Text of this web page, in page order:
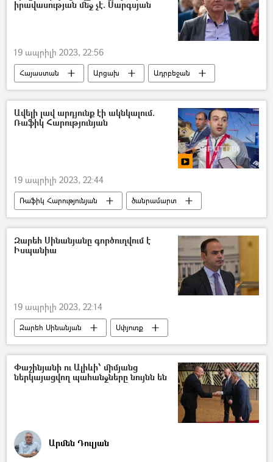
իրավասության մեջ չէ. Սարգսյան
19 ապրիլի 2023, 22:56
Հայաստան Արցախ
Ադրբեջան
Նիկոլ Փաշինյան
Արամ Սարգսյան
Ավելի լավ արդյունք էի ակնկալում.
Ռաֆիկ Հարությունյան
19 ապրիլի 2023, 22:44
Ռաֆիկ Հարությունյան
ծանրամարտ
ծանրորդ
տեսանյութ
Տեսանյութեր
Զարեհ Սինանյանը գործուղվում է
Իսպանիա
19 ապրիլի 2023, 22:14
Զարեհ Սինանյան
Սփյուռք
գործուղում
Իսպանիա
Փաշինյանի ու Ալիևի՝ միմյանց
ներկայացվող պահանջները նույնն են
Արմեն Դուլյան